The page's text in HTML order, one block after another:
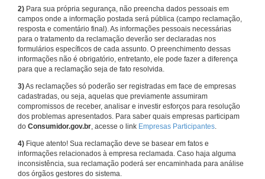
2) Para sua própria segurança, não preencha dados pessoais em
campos onde a informação postada será pública (campo reclamação,
resposta e comentário final). As informações pessoais necessárias
para o tratamento da reclamação deverão ser declaradas nos
formulários específicos de cada assunto. O preenchimento dessas
informações não é obrigatório, entretanto, ele pode fazer a diferença
para que a reclamação seja de fato resolvida.
3)As reclamações só poderão ser registradas em face de empresas
cadastradas, ou seja, aquelas que previamente assumiram
compromissos de receber, analisar e investir esforços para resolução
dos problemas apresentados. Para saber quais empresas participam
do Consumidor.gov.br, acesse o link Empresas Participantes.
4) Fique atento! Sua reclamação deve se basear em fatos e
informações relacionados à empresa reclamada. Caso haja alguma
inconsistência, sua reclamação poderá ser encaminhada para análise
dos órgãos gestores do sistema.